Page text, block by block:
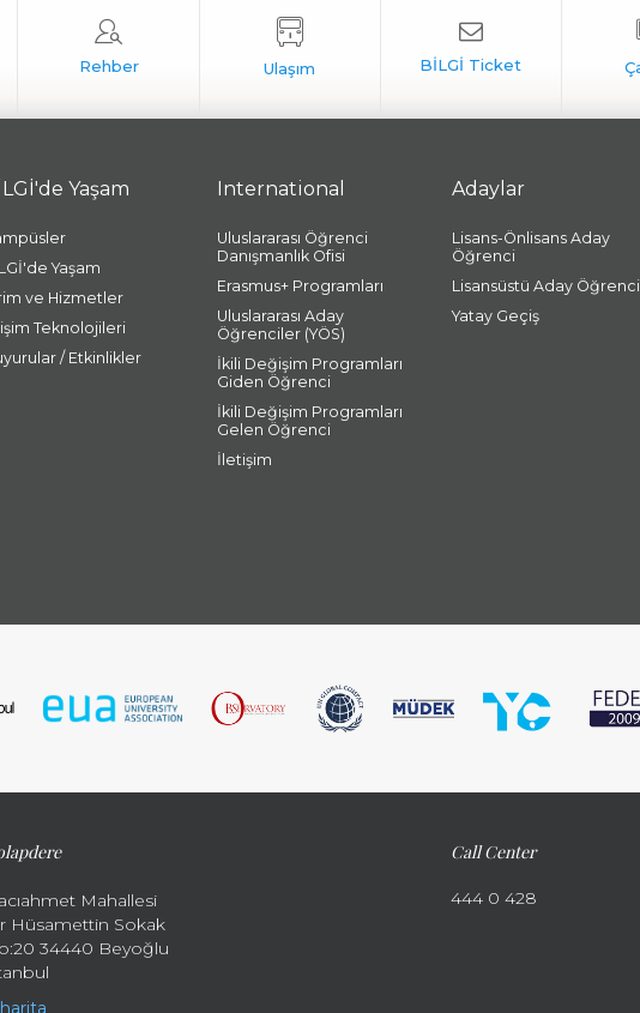
Yaşam
Yaşam
ve Hizmetler
Teknolojileri
/ Etkinlikler
International
Uluslararası Öğrenci
Danışmanlık Ofisi
Erasmus+ Programları
Uluslararası Aday
Öğrenciler (YÖS)
İkili Değişim Programları
Giden Öğrenci
İkili Değişim Programları
Gelen Öğrenci
İletişim
Adaylar
Lisans-Önlisans Aday
Öğrenci
Lisansüstü Aday Öğrenci
Yatay Geçiş
Mahallesi
Hüsamettin Sokak
34440 Beyoğlu
harita
Call Center
444 0 428